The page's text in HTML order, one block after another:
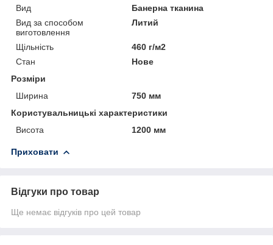
Вид
Банерна тканина
Вид за способом
виготовлення
Литий
Щільність
460 г/м2
Стан
Нове
Розміри
Ширина
750 мм
Користувальницькі характеристики
Висота
1200 мм
Приховати
Відгуки про товар
Ще немає відгуків про цей товар